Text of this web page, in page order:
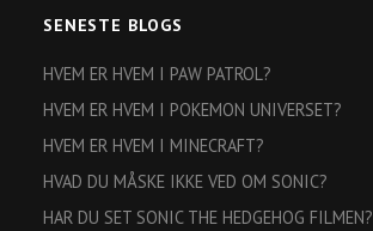
SENESTE BLOGS
HVEM ER HVEM I PAW PATROL?
HVEM ER HVEM I POKEMON UNIVERSET?
HVEM ER HVEM I MINECRAFT?
HVAD DU MÅSKE IKKE VED OM SONIC?
HAR DU SET SONIC THE HEDGEHOG FILMEN?